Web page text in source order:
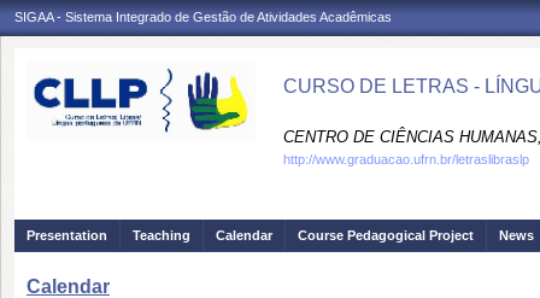
SIGAA - Sistema Integrado de Gestão de Atividades Acadêmicas
CURSO DE LETRAS -
CENTRO DE CIÊNCIAS
http://www.graduacao.ufrn.br/letraslibraslp
Presentation Teaching Calendar Course Pedagogical Project News
Calendar